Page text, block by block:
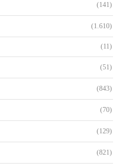
(141)
(1.610)
(11)
(51)
(843)
(70)
(129)
(821)